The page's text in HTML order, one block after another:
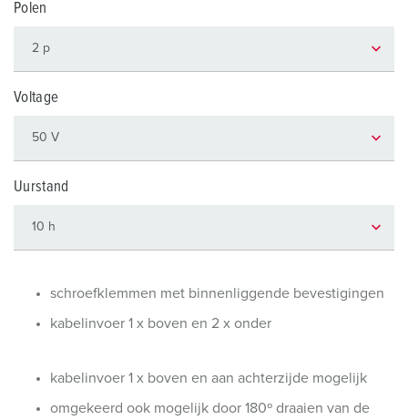
Polen
Voltage
Uurstand
schroefklemmen met binnenliggende bevestigingen
kabelinvoer 1 x boven en 2 x onder
kabelinvoer 1 x boven en aan achterzijde mogelijk
omgekeerd ook mogelijk door 180º draaien van de